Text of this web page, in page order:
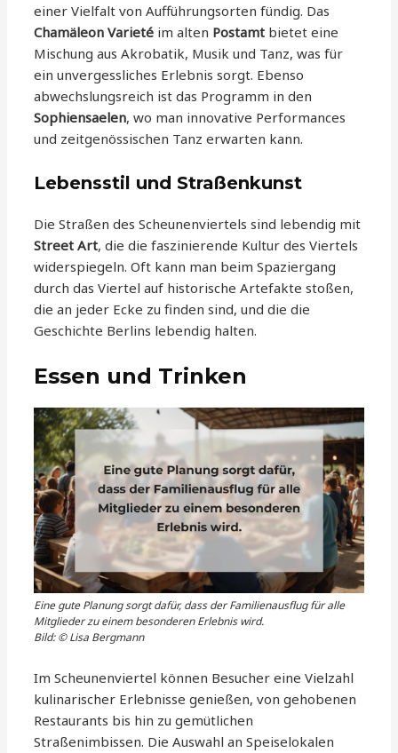
einer Vielfalt von Aufführungsorten fündig. Das
Chamäleon Varieté im alten Postamt bietet eine
Mischung aus Akrobatik, Musik und Tanz, was für
ein unvergessliches Erlebnis sorgt. Ebenso
abwechslungsreich ist das Programm in den
Sophiensaelen, wo man innovative Performances
und zeitgenössischen Tanz erwarten kann.
Lebensstil und Straßenkunst
Die Straßen des Scheunenviertels sind lebendig mit
Street Art, die die faszinierende Kultur des Viertels
widerspiegeln. Oft kann man beim Spaziergang
durch das Viertel auf historische Artefakte stoßen,
die an jeder Ecke zu finden sind, und die die
Geschichte Berlins lebendig halten.
Essen und Trinken
Eine gute Planung sorgt dafür, dass der Familienausflug für alle
Mitglieder zu einem besonderen Erlebnis wird.
Bild: © Lisa Bergmann
Im Scheunenviertel können Besucher eine Vielzahl
kulinarischer Erlebnisse genießen, von gehobenen
Restaurants bis hin zu gemütlichen
Straßenimbissen. Die Auswahl an Speiselokalen